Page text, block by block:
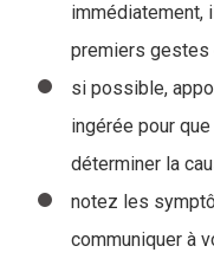
immédiatement,
premiers gestes
si possible,
ingérée pour
déterminer la
notez les
communiquer à